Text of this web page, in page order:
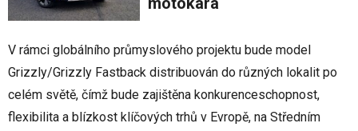
V rámci globálního průmyslového projektu bude model
Grizzly/Grizzly Fastback distribuován do různých lokalit po
celém světě, čímž bude zajištěna konkurenceschopnost,
flexibilita a blízkost klíčových trhů v Evropě, na Středním